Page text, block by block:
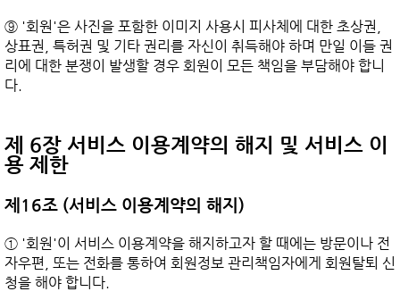
⑨ '회원'은 사진을 포함한 이미지 사용시 피사체에 대한 초상권,
상표권, 특허권 및 기타 권리를 자신이 취득해야 하며 만일 이들 권
리에 대한 분쟁이 발생할 경우 회원이 모든 책임을 부담해야 합니
다.
제 6장 서비스 이용계약의 해지 및 서비스 이
용 제한
제16조 (서비스 이용계약의 해지)
① '회원'이 서비스 이용계약을 해지하고자 할 때에는 방문이나 전
자우편, 또는 전화를 통하여 회원정보 관리책임자에게 회원탈퇴 신
청을 해야 합니다.